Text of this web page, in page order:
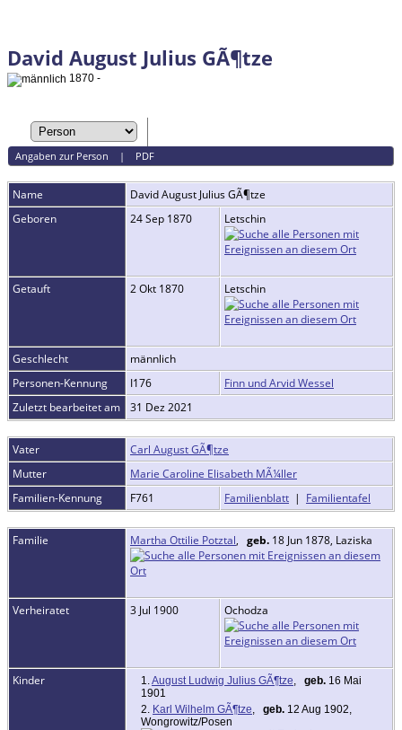
David August Julius GÃ¶tze
1870 -
Angaben zur Person | PDF
Name David August JuliusGÃ¶tze
Geboren
24 Sep 1870 Letschin
Getauft 2 Okt 1870 Letschin
Geschlecht
männlich
Personen-Kennung
I176
Finn und Arvid Wessel
Zuletzt bearbeitet am
31 Dez 2021
Vater
Carl August GÃ¶tze
Mutter
Marie Caroline Elisabeth MÃ¼ller
Familien-Kennung
F761 Familienblatt | Familientafel
Familie Martha Ottilie Potztal, geb. 18 Jun 1878, Laziska
Verheiratet 3 Jul 1900 Ochodza
Kinder 1.August Ludwig Julius GÃ¶tze, geb. 16 Mai
1901
2. Karl Wilhelm GÃ¶tze, geb. 12 Aug 1902,
Wongrowitz/Posen